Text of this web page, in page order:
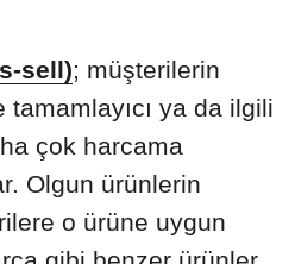
sell); müşterilerin
tamamlayıcı ya da ilgili
çok harcama
Olgun ürünlerin
o ürüne uygun